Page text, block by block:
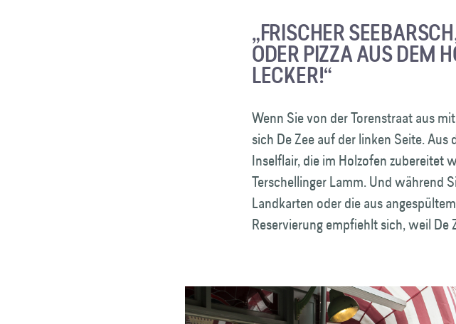
„FRISCHER
ODER PIZZA AUS DEM
LECKER!“
Wenn Sie von der Torenstraat aus
sich De Zee auf der linken Seite.
Inselflair, die im Holzofen zubereitet
Terschellinger Lamm. Und während
Landkarten oder die aus
Reservierung empfiehlt sich, weil De